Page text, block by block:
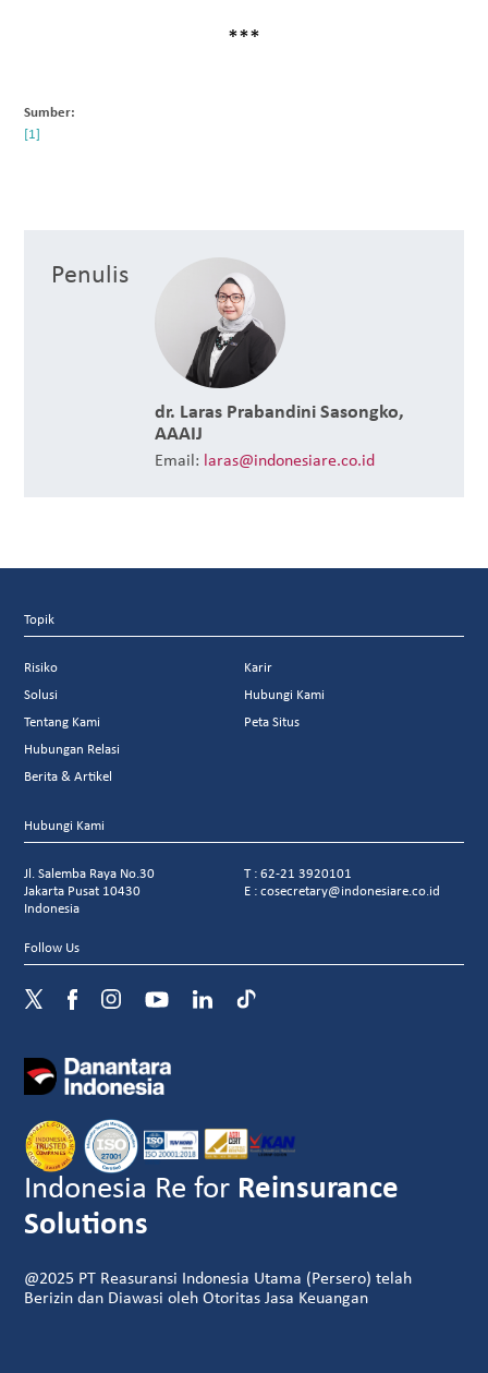
***
Sumber:
Penulis
dr. Laras Prabandini Sasongko,
AAAIJ
Email: laras@indonesiare.co.id
Topik
Risiko
Solusi
Tentang Kami
Hubungan Relasi
Berita & Artikel
Karir
Hubungi Kami
Peta Situs
Hubungi Kami
Jl. Salemba Raya No.30
Jakarta Pusat 10430
Indonesia
T : 62-21 3920101
E : cosecretary@indonesiare.co.id
Follow Us
Indonesia Re for Reinsurance
Solutions
@2025 PT Reasuransi Indonesia Utama (Persero) telah
Berizin dan Diawasi oleh Otoritas Jasa Keuangan